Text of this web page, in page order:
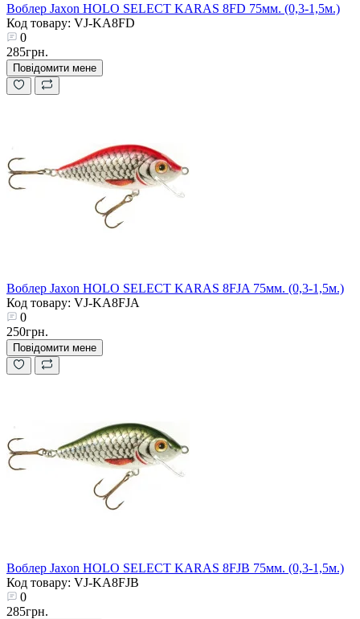
Воблер Jaxon HOLO SELECT KARAS 8FD 75мм. (0,3-1,5м.)
Код товару: VJ-KA8FD
0
285грн.
Повідомити мене
Воблер Jaxon HOLO SELECT KARAS 8FJA 75мм. (0,3-1,5м.)
Код товару: VJ-KA8FJA
0
250грн.
Повідомити мене
Воблер Jaxon HOLO SELECT KARAS 8FJB 75мм. (0,3-1,5м.)
Код товару: VJ-KA8FJB
0
285грн.